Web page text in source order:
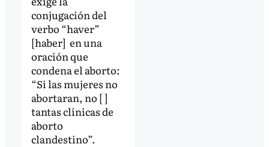
conjugación del
verbo “haver”
[haber] en una
oración que
condena el aborto:
“Si las mujeres no
abortaran, no [ ]
tantas clínicas de
aborto
clandestino”.